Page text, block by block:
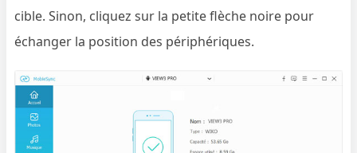
cible. Sinon, cliquez sur la petite flèche noire pour
échanger la position des périphériques.